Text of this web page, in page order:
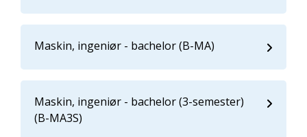
Maskin, ingeniør - bachelor (B-MA)
Maskin, ingeniør - bachelor (3-semester)
(B-MA3S)